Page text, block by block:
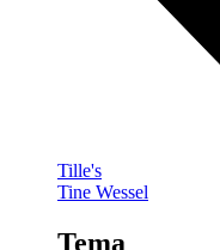
Tille's
Tine Wessel
Tema